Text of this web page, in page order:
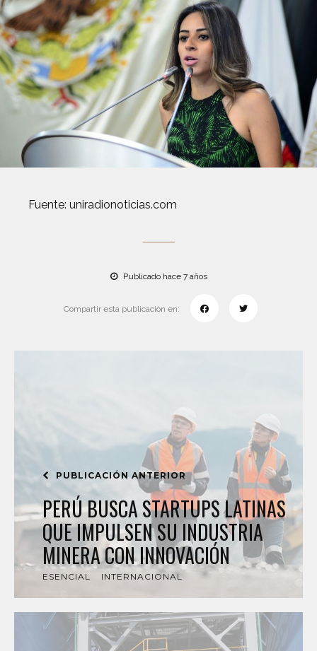
Fuente: uniradionoticias.com
Publicado hace 7 años
Compartir esta publicación en:
PUBLICACIÓN ANTERIOR
PERÚ BUSCA STARTUPS LATINAS
QUE IMPULSEN SU INDUSTRIA
MINERA CON INNOVACIÓN
ESENCIAL INTERNACIONAL